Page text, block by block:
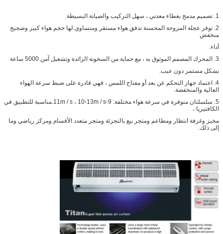
1. تصميم مدمج بغطاء معدني ، سهل التركيب والصيانة البسيطة.
2. توفر عجلة المروحة المحسنة تدفق هواء مستقر ومتساوي.لها حجم هواء كبير وضجيج
منخفض
أداء.
3. المحرك المصمم الموثوق به ، مع حماية من السخونة الزائدة وتشغيل آمن 5000 ساعة
بشكل مستمر دون عيب.
4. اعتماد جهاز التحكم عن بعد أو مفتاح اللمس ، فهي قادرة على ضبط سرعة الهواء
العالية والمنخفضة.
5. سلسلتان متوفرة في سرعة هواء مختلفة: 9-11m / s ، 10-13m / s.مناسبة للتطبيق في
الكافتيريا ،
مخبز وغرفة انتظار ومطاعم ومتجر بيع بالتجزئة ومتجر متعدد الأقسام ومركز رياضي وما
إلى ذلك.